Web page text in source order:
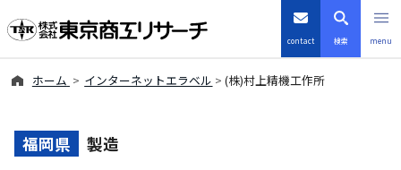
contact 検索 menu
ホーム インターネットエラベル (株)村上精機工作所
福岡県 製造